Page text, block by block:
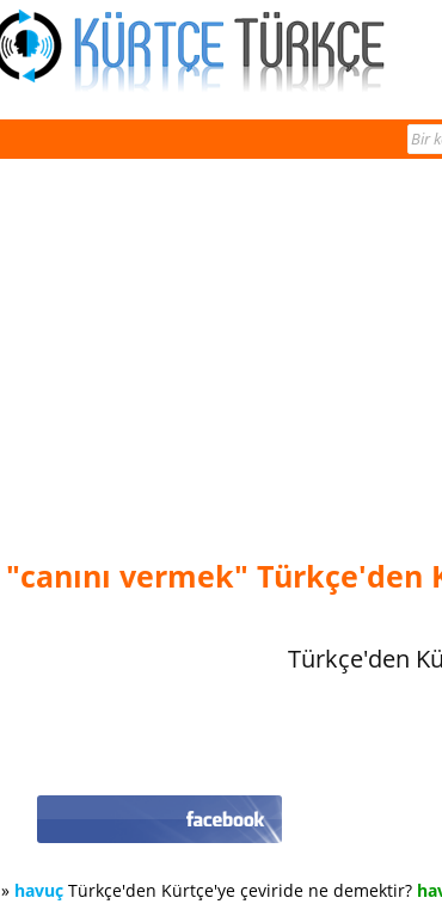
"canını vermek"
Türkçe'den
» havuç Türkçe'den Kürtçe'ye çeviride ne demektir?